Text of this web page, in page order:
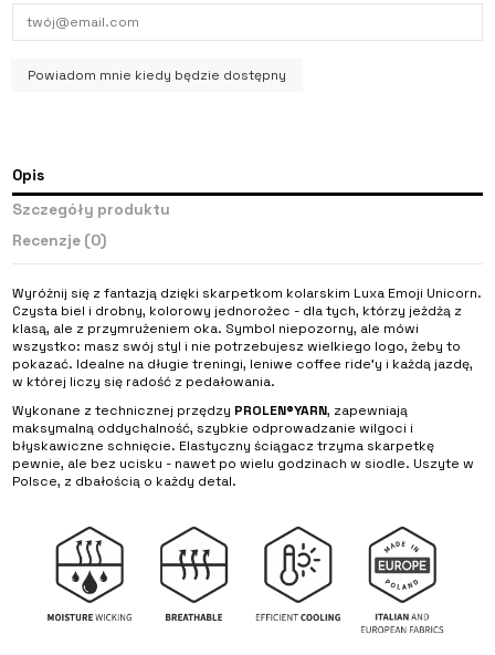
Opis
Szczegóły produktu
Recenzje (0)
Wyróżnij się z fantazją dzięki skarpetkom kolarskim Luxa Emoji Unicorn.
Czysta biel i drobny, kolorowy jednorożec - dla tych, którzy jeżdżą z
klasą, ale z przymrużeniem oka. Symbol niepozorny, ale mówi
wszystko: masz swój styl i nie potrzebujesz wielkiego logo, żeby to
pokazać. Idealne na długie treningi, leniwe coffee ride’y i każdą jazdę,
w której liczy się radość z pedałowania.
Wykonane z technicznej przędzy PROLEN®YARN, zapewniają
maksymalną oddychalność, szybkie odprowadzanie wilgoci i
błyskawiczne schnięcie. Elastyczny ściągacz trzyma skarpetkę
pewnie, ale bez ucisku - nawet po wielu godzinach w siodle. Uszyte w
Polsce, z dbałością o każdy detal.